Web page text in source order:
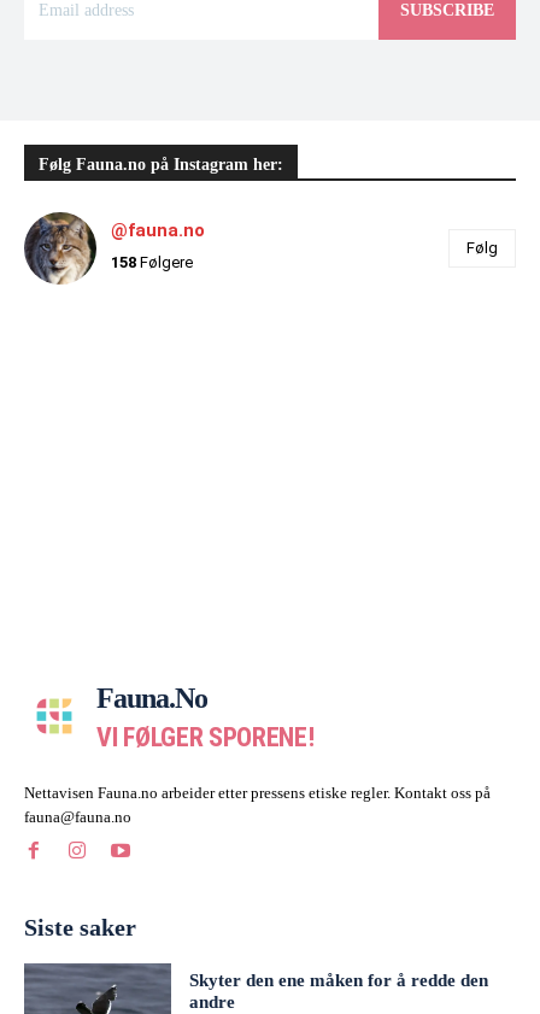
SUBSCRIBE
Følg Fauna.no på Instagram her:
@fauna.no
158 Følgere
Følg
Fauna.no
VI FØLGER SPORENE!
Nettavisen Fauna.no arbeider etter pressens etiske regler. Kontakt oss på
fauna@fauna.no
Siste saker
Skyter den ene måken for å redde den
andre